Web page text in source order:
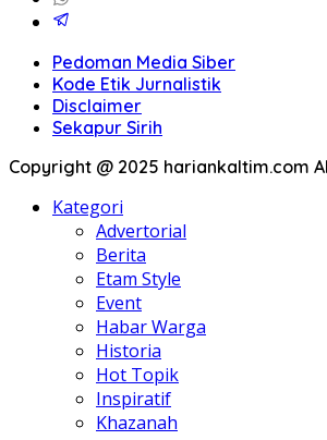
Pedoman Media Siber
Kode Etik Jurnalistik
Disclaimer
Sekapur Sirih
Copyright @ 2025 hariankaltim.com
Kategori
Advertorial
Berita
Etam Style
Event
Habar Warga
Historia
Hot Topik
Inspiratif
Khazanah